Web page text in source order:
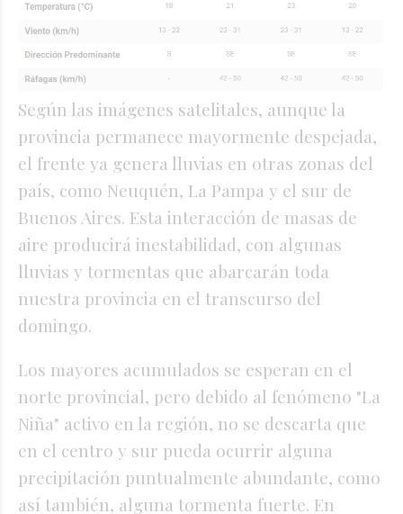
Según las imágenes satelitales, aunque la
provincia permanece mayormente despejada,
el frente ya genera lluvias en otras zonas del
país, como Neuquén, La Pampa y el sur de
Buenos Aires. Esta interacción de masas de
aire producirá inestabilidad, con algunas
lluvias y tormentas que abarcarán toda
nuestra provincia en el transcurso del
domingo.
Los mayores acumulados se esperan en el
norte provincial, pero debido al fenómeno "La
Niña" activo en la región, no se descarta que
en el centro y sur pueda ocurrir alguna
precipitación puntualmente abundante, como
así también, alguna tormenta fuerte. En